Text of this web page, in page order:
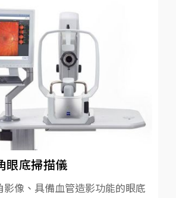
眼底掃描儀
影像、具備血管造影功能的眼底